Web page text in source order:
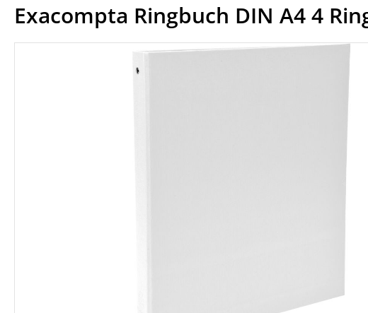
Exacompta Ringbuch DIN A4 4